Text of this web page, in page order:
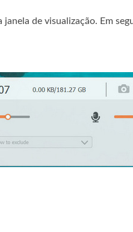
janela de visualização. Em